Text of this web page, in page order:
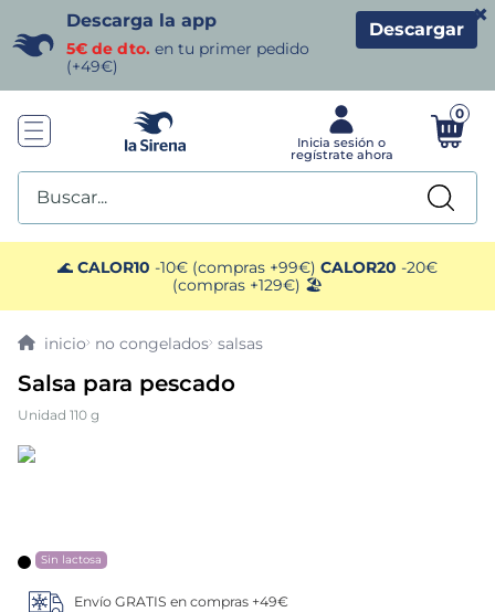
Descarga la app
5€ de dto. en tu primer pedido
(+49€)
Descargar
×
0
Buscar...
🌊 CALOR10 -10€ (compras +99€) CALOR20 -20€
(compras +129€) 🏖️
no congelados salsas
Salsa para pescado
Unidad 110 g
Sin lactosa
Envío GRATIS en compras +49€
TÉRMINOS MÁS BUSCADOS
1. helados sirena
3 patatas